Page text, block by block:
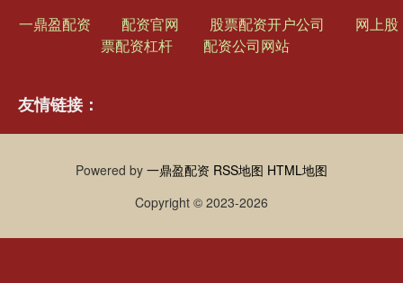
一鼎盈配资 配资官网 股票配资开户公司
网上股
票配资杠杆
配资公司网站
友情链接：
Powered by 一鼎盈配资 RSS地图 HTML地图
Copyright © 2023-2026